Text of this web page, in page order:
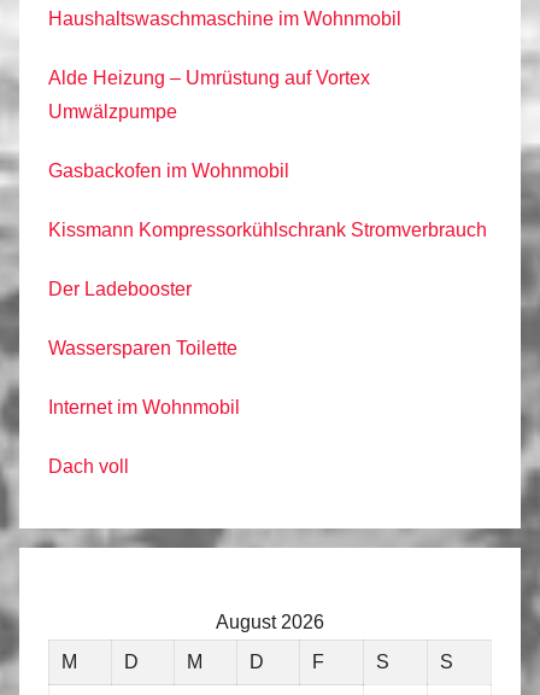
Haushaltswaschmaschine im Wohnmobil
Alde Heizung – Umrüstung auf Vortex
Umwälzpumpe
Gasbackofen im Wohnmobil
Kissmann Kompressorkühlschrank Stromverbrauch
Der Ladebooster
Wassersparen Toilette
Internet im Wohnmobil
Dach voll
August 2026
M
D M D F S S